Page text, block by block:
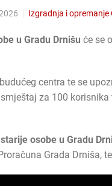
Izgradnja i opremanje
u Gradu Drnišu će se
centra te se
za 100
osobe u Gradu
Grada Drniša,